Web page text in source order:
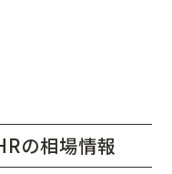
の相場情報